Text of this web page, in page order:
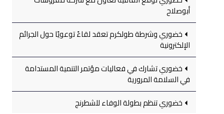
أبوصلاح
خضوري وشرطة طولكرم تعقد لقاءً توعويًا حول الجرائم
الإلكترونية
خضوري تشارك في فعاليات مؤتمر التنمية المستدامة
في السلامة المرورية
خضوري تنظم بطولة الوفاء للشطرنج